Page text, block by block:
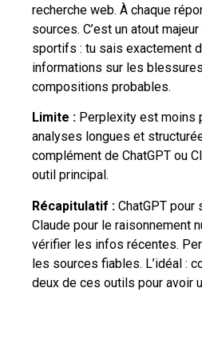
recherche web. À chaque
sources. C’est un atout
sportifs : tu sais exactement
informations sur les
compositions probables.
Limite : Perplexity est moins
analyses longues et
complément de ChatGPT ou
outil principal.
Récapitulatif : ChatGPT pour
Claude pour le raisonnement
vérifier les infos récentes.
les sources fiables. L’idéal :
deux de ces outils pour avoir